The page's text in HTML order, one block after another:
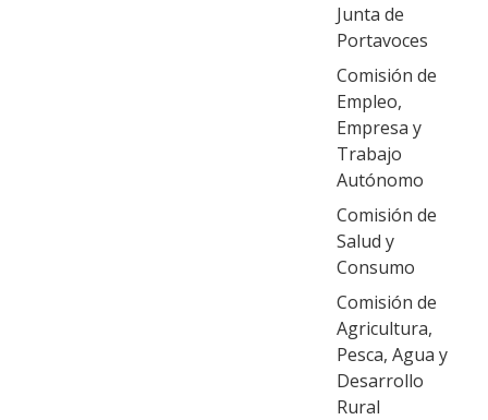
Junta de
Portavoces
Comisión de
Empleo,
Empresa y
Trabajo
Autónomo
Comisión de
Salud y
Consumo
Comisión de
Agricultura,
Pesca, Agua y
Desarrollo
Rural